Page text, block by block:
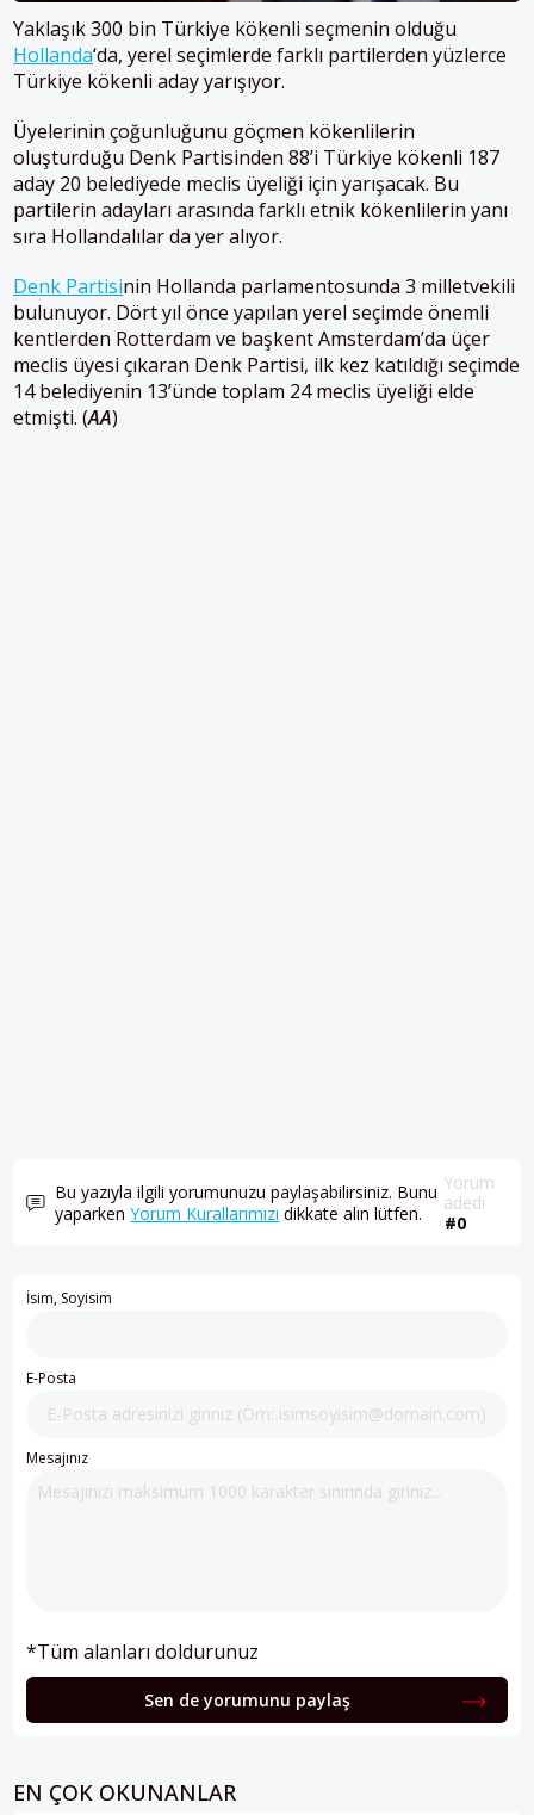
Yaklaşık 300 bin Türkiye kökenli seçmenin olduğu
Hollanda‘da, yerel seçimlerde farklı partilerden yüzlerce
Türkiye kökenli aday yarışıyor.
Üyelerinin çoğunluğunu göçmen kökenlilerin
oluşturduğu Denk Partisinden 88’i Türkiye kökenli 187
aday 20 belediyede meclis üyeliği için yarışacak. Bu
partilerin adayları arasında farklı etnik kökenlilerin yanı
sıra Hollandalılar da yer alıyor.
Denk Partisinin Hollanda parlamentosunda 3 milletvekili
bulunuyor. Dört yıl önce yapılan yerel seçimde önemli
kentlerden Rotterdam ve başkent Amsterdam’da üçer
meclis üyesi çıkaran Denk Partisi, ilk kez katıldığı seçimde
14 belediyenin 13’ünde toplam 24 meclis üyeliği elde
etmişti. (AA)
Bu yazıyla ilgili yorumunuzu paylaşabilirsiniz. Bunu
yaparkenYorum Kurallarımızı dikkate alın lütfen.
Yorum
adedi
#0
İsim, Soyisim
E-Posta
Mesajınız
*Tüm alanları doldurunuz
Sen de yorumunu paylaş
EN ÇOK OKUNANLAR